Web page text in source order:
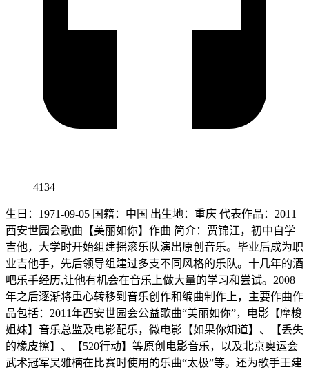
4134
生日：1971-09-05 国籍：中国 出生地：重庆 代表作品：2011
西安世园会歌曲【美丽如你】作曲 简介：贾锦江，初中自学
吉他，大学时开始组建摇滚乐队演出原创音乐。毕业后成为职
业吉他手，先后领导组建过多支不同风格的乐队。十几年的酒
吧乐手经历,让他有机会在音乐上做大量的学习和尝试。2008
年之后逐渐将重心转移到音乐创作和编曲制作上，主要作曲作
品包括：2011年西安世园会公益歌曲“美丽如你”，电影【摩梭
姐妹】音乐总监及电影配乐，微电影【如果你知道】、【丢失
的橡皮擦】、【520行动】等原创电影音乐，以及北京奥运会
武术冠军吴雅楠在比赛时使用的乐曲“太极”等。还为歌手王建